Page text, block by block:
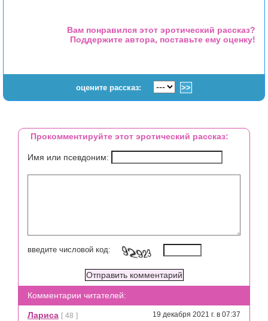
Вам понравился этот эротический рассказ?
Поддержите автора, поставьте ему оценку!
оцените рассказ:
Прокомментируйте этот эротический рассказ:
Имя или псевдоним:
введите числовой код:
Комментарии читателей:
Лариса [ 48 ] 19 декабря 2021 г. в 07:37